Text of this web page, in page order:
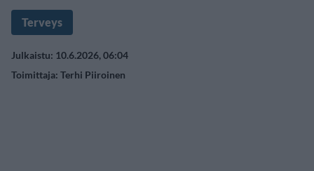
Terveys
Julkaistu: 10.6.2026, 06:04
Toimittaja: Terhi Piiroinen